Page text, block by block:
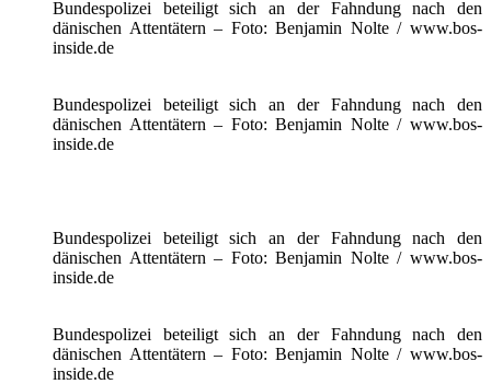
Bundespolizei beteiligt sich an der Fahndung nach den
dänischen Attentätern – Foto: Benjamin Nolte / www.bos-
inside.de
Bundespolizei beteiligt sich an der Fahndung nach den
dänischen Attentätern – Foto: Benjamin Nolte / www.bos-
inside.de
Bundespolizei beteiligt sich an der Fahndung nach den
dänischen Attentätern – Foto: Benjamin Nolte / www.bos-
inside.de
Bundespolizei beteiligt sich an der Fahndung nach den
dänischen Attentätern – Foto: Benjamin Nolte / www.bos-
inside.de